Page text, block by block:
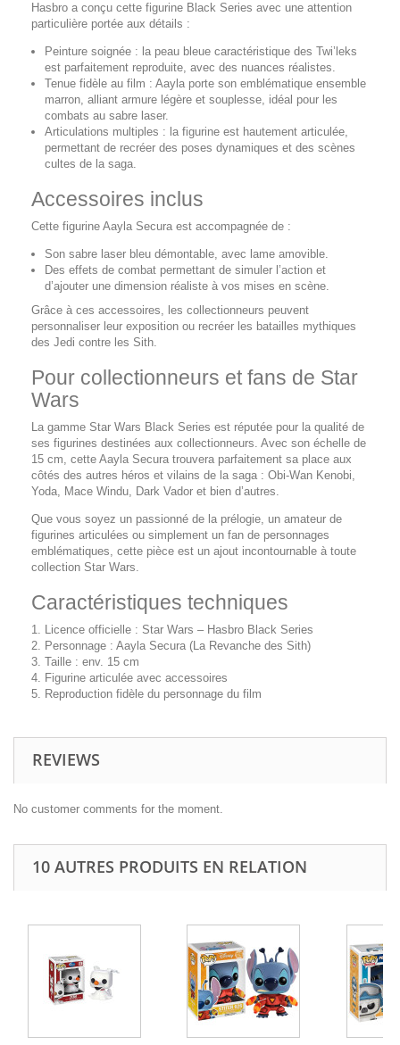
Hasbro a conçu cette figurine Black Series avec une attention
particulière portée aux détails :
Peinture soignée : la peau bleue caractéristique des Twi’leks
est parfaitement reproduite, avec des nuances réalistes.
Tenue fidèle au film : Aayla porte son emblématique ensemble
marron, alliant armure légère et souplesse, idéal pour les
combats au sabre laser.
Articulations multiples : la figurine est hautement articulée,
permettant de recréer des poses dynamiques et des scènes
cultes de la saga.
Accessoires inclus
Cette figurine Aayla Secura est accompagnée de :
Son sabre laser bleu démontable, avec lame amovible.
Des effets de combat permettant de simuler l’action et
d’ajouter une dimension réaliste à vos mises en scène.
Grâce à ces accessoires, les collectionneurs peuvent
personnaliser leur exposition ou recréer les batailles mythiques
des Jedi contre les Sith.
Pour collectionneurs et fans de Star
Wars
La gamme Star Wars Black Series est réputée pour la qualité de
ses figurines destinées aux collectionneurs. Avec son échelle de
15 cm, cette Aayla Secura trouvera parfaitement sa place aux
côtés des autres héros et vilains de la saga : Obi-Wan Kenobi,
Yoda, Mace Windu, Dark Vador et bien d’autres.
Que vous soyez un passionné de la prélogie, un amateur de
figurines articulées ou simplement un fan de personnages
emblématiques, cette pièce est un ajout incontournable à toute
collection Star Wars.
Caractéristiques techniques
Licence officielle : Star Wars – Hasbro Black Series
Personnage : Aayla Secura (La Revanche des Sith)
Taille : env. 15 cm
Figurine articulée avec accessoires
Reproduction fidèle du personnage du film
REVIEWS
No customer comments for the moment.
10 AUTRES PRODUITS EN RELATION